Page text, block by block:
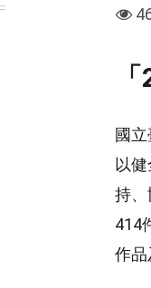
:::
國
以
持
414
作品